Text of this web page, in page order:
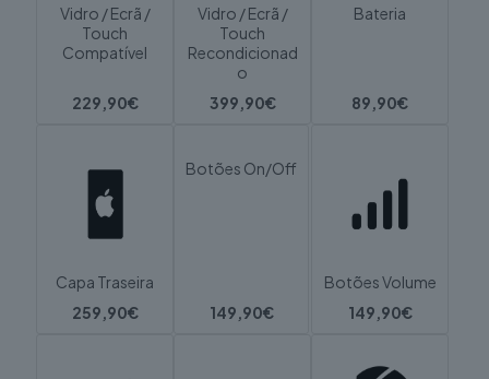
Vidro / Ecrã /
Touch
Compatível
229,90€
Vidro / Ecrã /
Touch
Recondicionad
o
399,90€
Bateria
89,90€
Capa Traseira
259,90€
Botões On/Off
149,90€
Botões Volume
149,90€